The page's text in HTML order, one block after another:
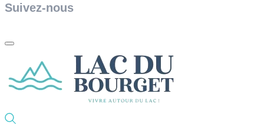
Suivez-nous